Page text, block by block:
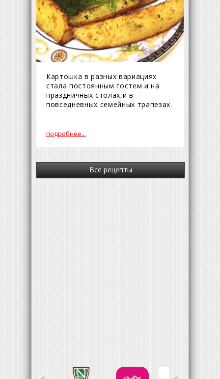
Картошка в разных вариациях
стала постоянным гостем и на
праздничных столах,и в
повседневных семейных трапезах.
подробнее...
Все рецепты